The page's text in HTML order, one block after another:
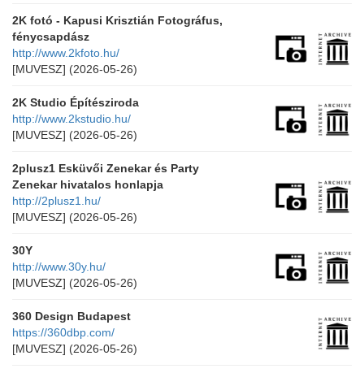
2K fotó - Kapusi Krisztián Fotográfus,
fénycsapdász
http://www.2kfoto.hu/
[MUVESZ] (2026-05-26)
2K Studio Építésziroda
http://www.2kstudio.hu/
[MUVESZ] (2026-05-26)
2plusz1 Esküvői Zenekar és Party
Zenekar hivatalos honlapja
http://2plusz1.hu/
[MUVESZ] (2026-05-26)
30Y
http://www.30y.hu/
[MUVESZ] (2026-05-26)
360 Design Budapest
https://360dbp.com/
[MUVESZ] (2026-05-26)